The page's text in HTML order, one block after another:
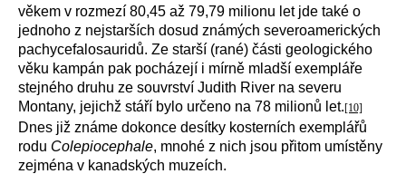
věkem v rozmezí 80,45 až 79,79 milionu let jde také o
jednoho z nejstarších dosud známých severoamerických
pachycefalosauridů. Ze starší (rané) části geologického
věku kampán pak pocházejí i mírně mladší exempláře
stejného druhu ze souvrství Judith River na severu
Montany, jejichž stáří bylo určeno na 78 milionů let.[10]
Dnes již známe dokonce desítky kosterních exemplářů
rodu Colepiocephale, mnohé z nich jsou přitom umístěny
zejména v kanadských muzeích.